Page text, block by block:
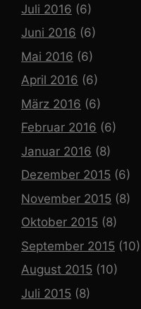
Juli 2016 (6)
Juni 2016 (6)
Mai 2016 (6)
April 2016 (6)
März 2016 (6)
Februar 2016 (6)
Januar 2016 (8)
Dezember 2015 (6)
November 2015 (8)
Oktober 2015 (8)
September 2015 (10)
August 2015 (10)
Juli 2015 (8)